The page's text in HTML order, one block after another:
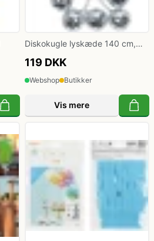
Diskokugle lyskæde 140 cm,
119 DKK
Webshop Butikker
Vis mere